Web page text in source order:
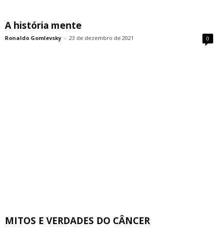
A história mente
Ronaldo Gomlevsky - 23 de dezembro de 2021 0
MITOS E VERDADES DO CÂNCER